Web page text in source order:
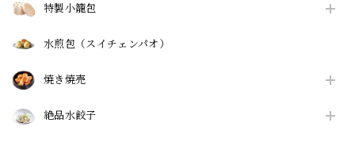
特製小籠包
水煎包（スイチェンパオ）
焼き焼売
絶品水餃子